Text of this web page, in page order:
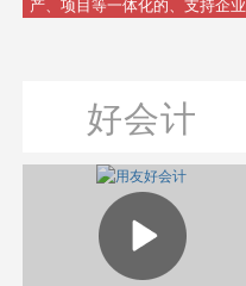
驱动、实时运营，轻松管理的数
字化智能企业。好会计